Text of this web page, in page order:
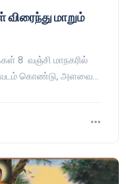
மாறும்
8 வஞ்சி மாநகரில்
கொண்டு, அளவை…